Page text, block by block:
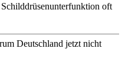
oft
Deutschland jetzt nicht